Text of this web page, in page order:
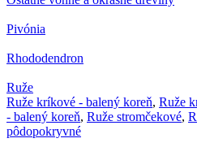
Pivónia
Rhododendron
Ruže
Ruže kríkové - balený koreň, Ruže
- balený koreň, Ruže stromčekové,
pôdopokryvné